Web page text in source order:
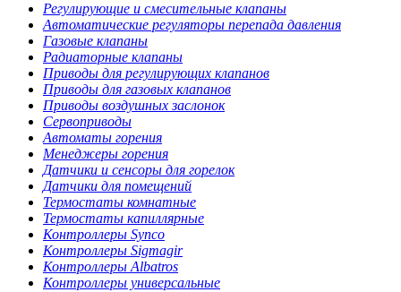
Регулирующие и смесительные клапаны
Автоматические регуляторы перепада давления
Газовые клапаны
Радиаторные клапаны
Приводы для регулирующих клапанов
Приводы для газовых клапанов
Приводы воздушных заслонок
Сервоприводы
Автоматы горения
Менеджеры горения
Датчики и сенсоры для горелок
Датчики для помещений
Термостаты комнатные
Термостаты капиллярные
Контроллеры Synco
Контроллеры Sigmagir
Контроллеры Albatros
Контроллеры универсальные